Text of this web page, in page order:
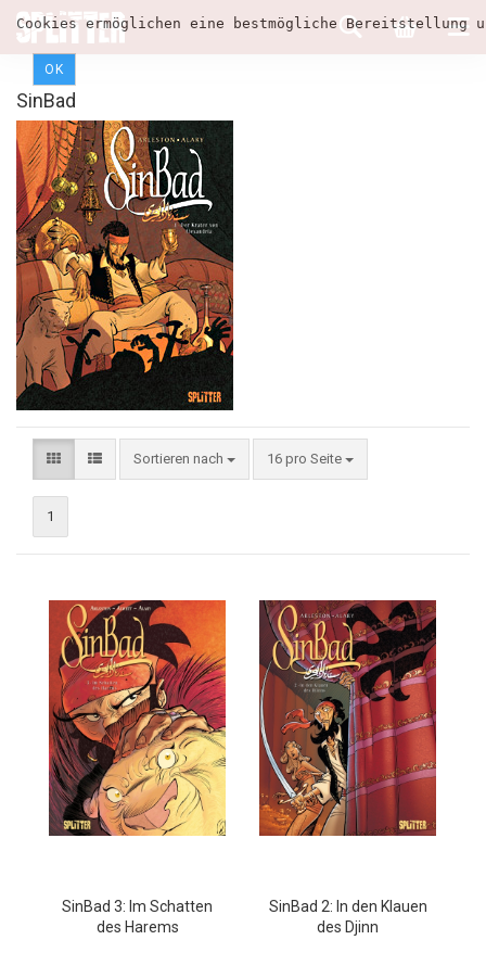
Cookies ermöglichen eine bestmögliche
OK
SinBad
Sortieren nach 16 pro Seite
1
SinBad 3: Im Schatten
des Harems
SinBad 2: In den Klauen
des Djinn